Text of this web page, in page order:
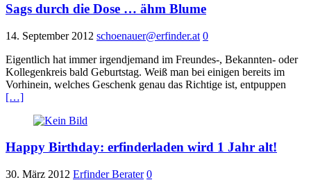
Sags durch die Dose … ähm Blume
14. September 2012 schoenauer@erfinder.at 0
Eigentlich hat immer irgendjemand im Freundes-, Bekannten- oder
Kollegenkreis bald Geburtstag. Weiß man bei einigen bereits im
Vorhinein, welches Geschenk genau das Richtige ist, entpuppen
[…]
Happy Birthday: erfinderladen wird 1 Jahr alt!
30. März 2012 Erfinder Berater 0